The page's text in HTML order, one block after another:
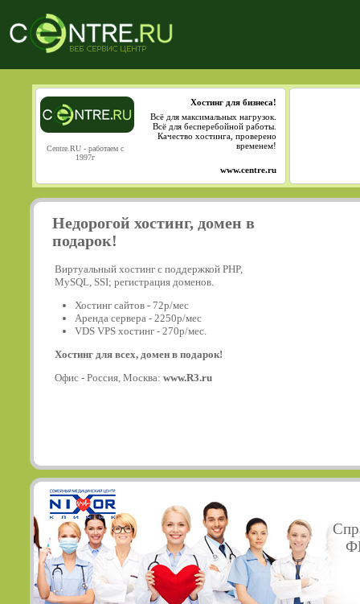
Centre.RU - работаем с
1997г
Хостинг для бизнеса!
Всё для максимальных нагрузок.
Всё для бесперебойной работы.
Качество хостинга, проверено
временем!
www.centre.ru
Недорогой хостинг, домен в
подарок!
Виртуальный хостинг с поддержкой PHP,
MySQL, SSI; регистрация доменов.
Хостинг сайтов - 72р/мес
Аренда сервера - 2250р/мес
VDS VPS хостинг - 270р/мес.
Хостинг для всех, домен в подарок!
Офис - Россия, Москва: www.R3.ru